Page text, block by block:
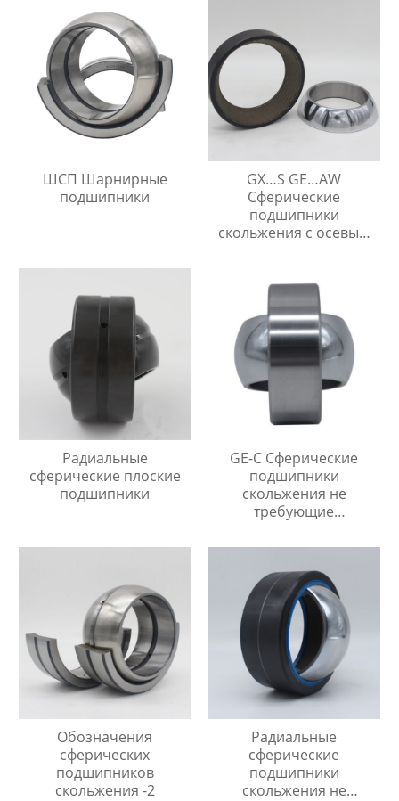
ШСП Шарнирные
подшипники
GX…S GE…AW
Сферические
подшипники
скольжения с осевым
Радиальные
сферические плоские
подшипники
GE-C Сферические
подшипники
скольжения не
требующие
обслуживания
Обозначения
сферических
подшипников
скольжения -2
Радиальные
сферические
подшипники
скольжения не